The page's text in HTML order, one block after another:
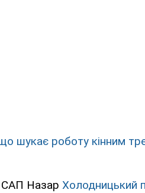
шукає роботу кінним
САП Назар Холодницький